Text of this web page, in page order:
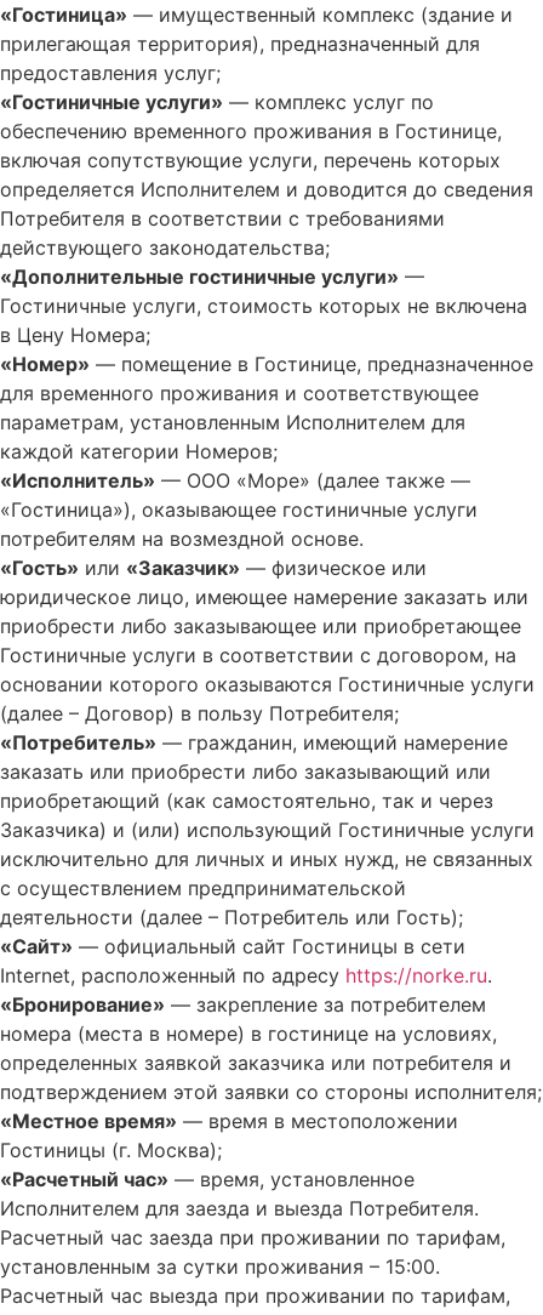
«Гостиница» — имущественный комплекс (здание и
прилегающая территория), предназначенный для
предоставления услуг;
«Гостиничные услуги» — комплекс услуг по
обеспечению временного проживания в Гостинице,
включая сопутствующие услуги, перечень которых
определяется Исполнителем и доводится до сведения
Потребителя в соответствии с требованиями
действующего законодательства;
«Дополнительные гостиничные услуги» —
Гостиничные услуги, стоимость которых не включена
в Цену Номера;
«Номер» — помещение в Гостинице, предназначенное
для временного проживания и соответствующее
параметрам, установленным Исполнителем для
каждой категории Номеров;
«Исполнитель» — ООО «Море» (далее также —
«Гостиница»), оказывающее гостиничные услуги
потребителям на возмездной основе.
«Гость» или «Заказчик» — физическое или
юридическое лицо, имеющее намерение заказать или
приобрести либо заказывающее или приобретающее
Гостиничные услуги в соответствии с договором, на
основании которого оказываются Гостиничные услуги
(далее – Договор) в пользу Потребителя;
«Потребитель» — гражданин, имеющий намерение
заказать или приобрести либо заказывающий или
приобретающий (как самостоятельно, так и через
Заказчика) и (или) использующий Гостиничные услуги
исключительно для личных и иных нужд, не связанных
с осуществлением предпринимательской
деятельности (далее – Потребитель или Гость);
«Сайт» — официальный сайт Гостиницы в сети
Internet, расположенный по адресу https://norke.ru.
«Бронирование» — закрепление за потребителем
номера (места в номере) в гостинице на условиях,
определенных заявкой заказчика или потребителя и
подтверждением этой заявки со стороны исполнителя;
«Местное время» — время в местоположении
Гостиницы (г. Москва);
«Расчетный час» — время, установленное
Исполнителем для заезда и выезда Потребителя.
Расчетный час заезда при проживании по тарифам,
установленным за сутки проживания – 15:00.
Расчетный час выезда при проживании по тарифам,